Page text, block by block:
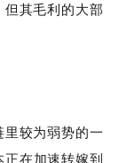
其毛利的大部
较为弱势的一
在加速转嫁到